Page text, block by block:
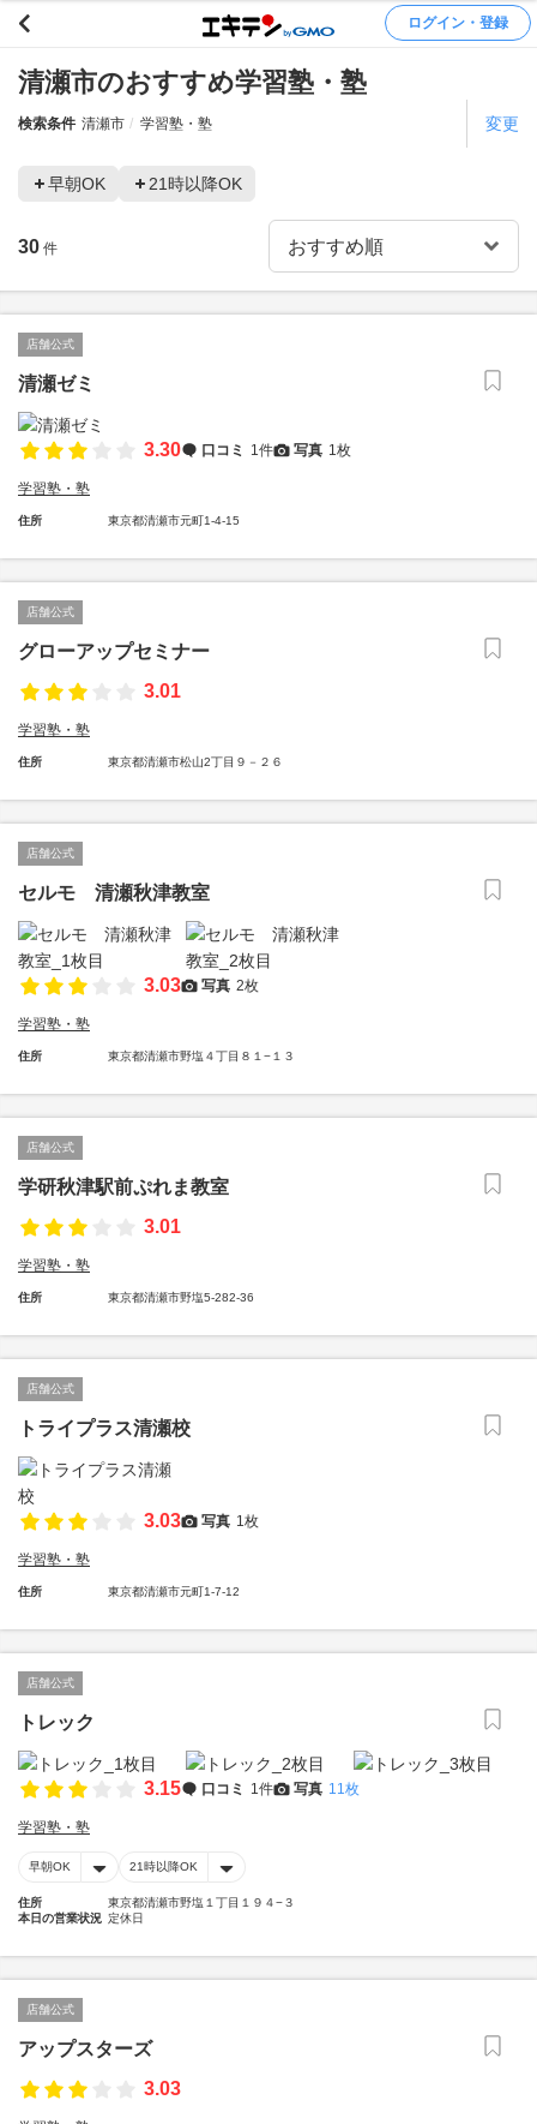
ログイン・登録
清瀬市のおすすめ学習塾・塾
検索条件 清瀬市 学習塾・塾 変更
早朝OK 21時以降OK
30 件
店舗公式
清瀬ゼミ
3.30 口コミ 1件 写真 1枚
学習塾・塾
住所 東京都清瀬市元町1-4-15
店舗公式
グローアップセミナー
3.01
学習塾・塾
住所 東京都清瀬市松山2丁目９－２６
店舗公式
セルモ 清瀬秋津教室
3.03 写真 2枚
学習塾・塾
住所 東京都清瀬市野塩４丁目８１−１３
店舗公式
学研秋津駅前ぷれま教室
3.01
学習塾・塾
住所 東京都清瀬市野塩5-282-36
店舗公式
トライプラス清瀬校
3.03 写真 1枚
学習塾・塾
住所 東京都清瀬市元町1-7-12
店舗公式
トレック
3.15 口コミ 1件 写真 11枚
学習塾・塾
早朝OK 21時以降OK
住所
東京都清瀬市野塩１丁目１９４−３
本日の営業状況 定休日
店舗公式
アップスターズ
3.03